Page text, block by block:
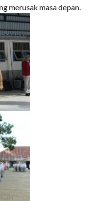
merusak masa depan.